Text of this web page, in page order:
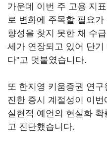
가운데 이번 주 고용 지
로 변화에 주목할 필요
향성을 찾지 못한 채 수
세가 연장되고 있어 단
다"고 덧붙였습니다.
또 한지영 키움증권 연
진한 증시 계절성이 이번
실현적 예언의 현실화
고 진단했습니다.